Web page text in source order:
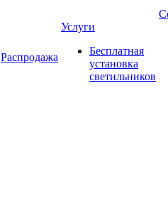
Распродажа
Услуги
Бесплатная
установка
светильников